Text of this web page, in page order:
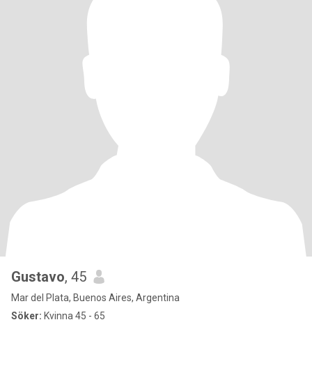
Gustavo, 45
Mar del Plata, Buenos Aires, Argentina
Söker: Kvinna 45 - 65